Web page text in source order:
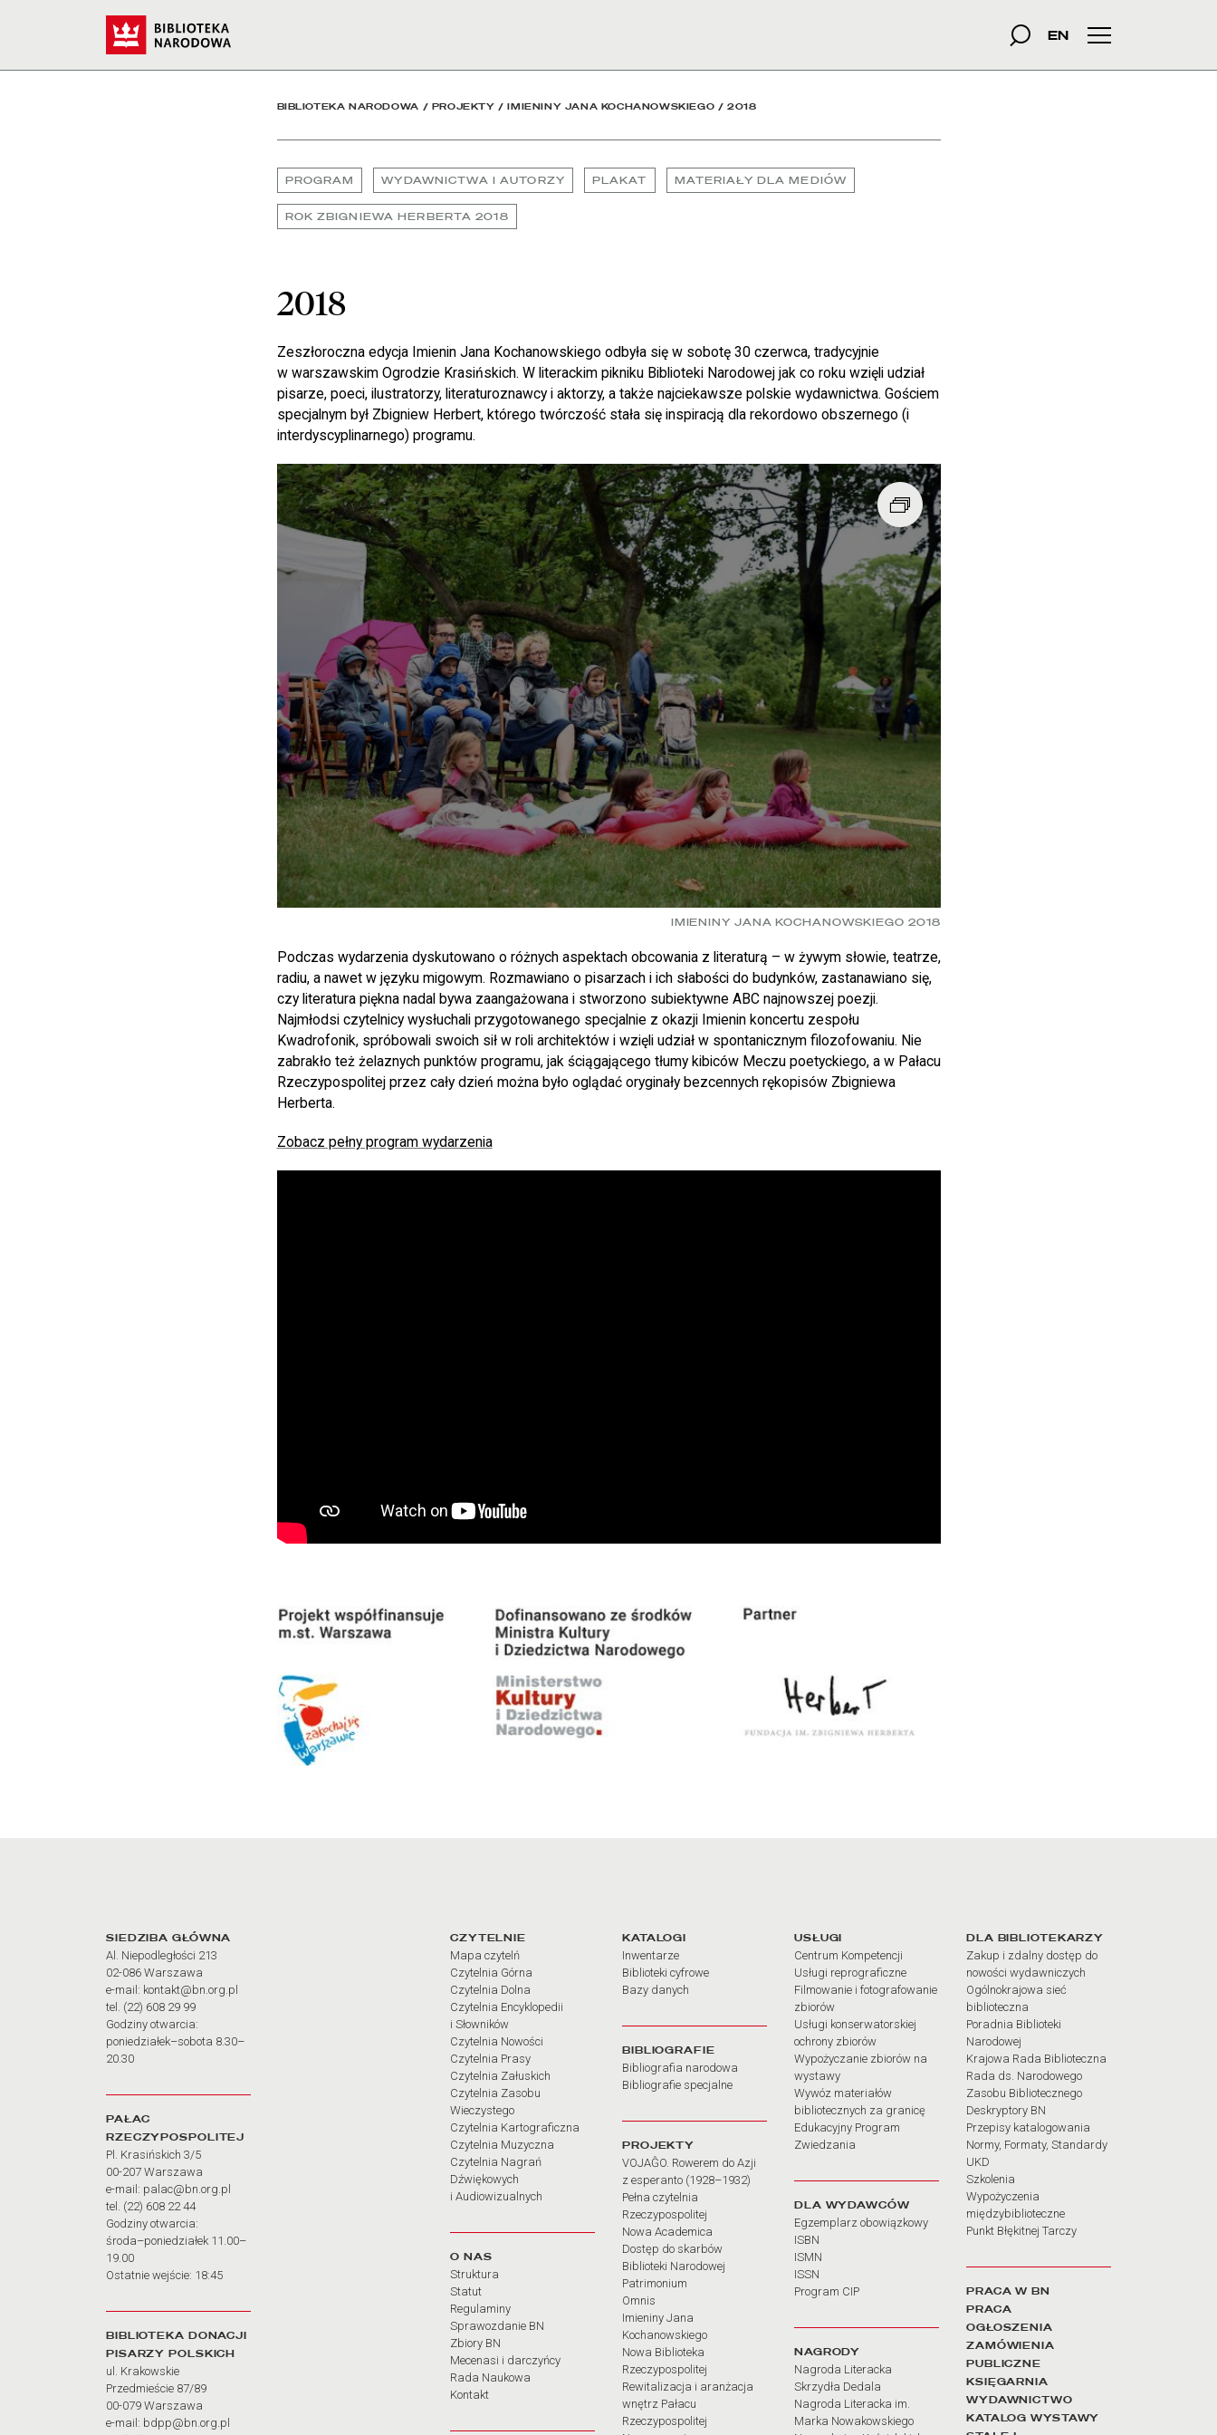
2018 - Biblioteka Narodowa szukana fraza
Szukaj
EN Menu główne
BIBLIOTEKA NARODOWA / PROJEKTY /IMIENINY JANA KOCHANOWSKIEGO / 2018
PROGRAM WYDAWNICTWA I AUTORZY PLAKAT MATERIAŁY DLA MEDIÓW
ROK ZBIGNIEWA HERBERTA 2018
2018
Zeszłoroczna edycja Imienin Jana Kochanowskiego odbyła się w sobotę 30 czerwca, tradycyjnie
w warszawskim Ogrodzie Krasińskich. W literackim pikniku Biblioteki Narodowej jak co roku wzięli udział
pisarze, poeci, ilustratorzy, literaturoznawcy i aktorzy, a także najciekawsze polskie wydawnictwa. Gościem
specjalnym był Zbigniew Herbert, którego twórczość stała się inspiracją dla rekordowo obszernego (i
interdyscyplinarnego) programu.
IMIENINY JANA KOCHANOWSKIEGO 2018
Podczas wydarzenia dyskutowano o różnych aspektach obcowania z literaturą – w żywym słowie, teatrze,
radiu, a nawet w języku migowym. Rozmawiano o pisarzach i ich słabości do budynków, zastanawiano się,
czy literatura piękna nadal bywa zaangażowana i stworzono subiektywne ABC najnowszej poezji.
Najmłodsi czytelnicy wysłuchali przygotowanego specjalnie z okazji Imienin koncertu zespołu
Kwadrofonik, spróbowali swoich sił w roli architektów i wzięli udział w spontanicznym filozofowaniu. Nie
zabrakło też żelaznych punktów programu, jak ściągającego tłumy kibiców Meczu poetyckiego, a w Pałacu
Rzeczypospolitej przez cały dzień można było oglądać oryginały bezcennych rękopisów Zbigniewa
Herberta.
Zobacz pełny program wydarzenia
Adres oraz godziny otwarcia
SIEDZIBA GŁÓWNA
Al. Niepodległości 213
02-086 Warszawa
e-mail: kontakt@bn.org.pl
tel. (22) 608 29 99
Godziny otwarcia:
poniedziałek–sobota 8.30–
20.30
PAŁAC
RZECZYPOSPOLITEJ
Pl. Krasińskich 3/5
00-207 Warszawa
e-mail: palac@bn.org.pl
tel. (22) 608 22 44
Godziny otwarcia:
środa–poniedziałek 11.00–
19.00
Ostatnie wejście: 18:45
BIBLIOTEKA DONACJI
PISARZY POLSKICH
ul. Krakowskie
Przedmieście 87/89
00-079 Warszawa
e-mail: bdpp@bn.org.pl
Linki do najważniejszych działów
CZYTELNIE
Mapa czytelń
Czytelnia Górna
Czytelnia Dolna
Czytelnia Encyklopedii
i Słowników
Czytelnia Nowości
Czytelnia Prasy
Czytelnia Załuskich
Czytelnia Zasobu
Wieczystego
Czytelnia Kartograficzna
Czytelnia Muzyczna
Czytelnia Nagrań
Dźwiękowych
i Audiowizualnych
O NAS
Struktura
Statut
Regulaminy
Sprawozdanie BN
Zbiory BN
Mecenasi i darczyńcy
Rada Naukowa
Kontakt
KATALOGI
Inwentarze
Biblioteki cyfrowe
Bazy danych
BIBLIOGRAFIE
Bibliografia narodowa
Bibliografie specjalne
PROJEKTY
VOJAĜO. Rowerem do Azji
z esperanto (1928–1932)
Pełna czytelnia
Rzeczypospolitej
Nowa Academica
Dostęp do skarbów
Biblioteki Narodowej
Patrimonium
Omnis
Imieniny Jana
Kochanowskiego
Nowa Biblioteka
Rzeczypospolitej
Rewitalizacja i aranżacja
wnętrz Pałacu
Rzeczypospolitej
USŁUGI
Centrum Kompetencji
Usługi reprograficzne
Filmowanie i fotografowanie
zbiorów
Usługi konserwatorskiej
ochrony zbiorów
Wypożyczanie zbiorów na
wystawy
Wywóz materiałów
bibliotecznych za granicę
Edukacyjny Program
Zwiedzania
DLA WYDAWCÓW
Egzemplarz obowiązkowy
ISBN
ISMN
ISSN
Program CIP
NAGRODY
Nagroda Literacka
Skrzydła Dedala
Nagroda Literacka im.
Marka Nowakowskiego
DLA BIBLIOTEKARZY
Zakup i zdalny dostęp do
nowości wydawniczych
Ogólnokrajowa sieć
biblioteczna
Poradnia Biblioteki
Narodowej
Krajowa Rada Biblioteczna
Rada ds. Narodowego
Zasobu Bibliotecznego
Deskryptory BN
Przepisy katalogowania
Normy, Formaty, Standardy
UKD
Szkolenia
Wypożyczenia
międzybiblioteczne
Punkt Błękitnej Tarczy
PRACA W BN
PRACA
OGŁOSZENIA
ZAMÓWIENIA
PUBLICZNE
KSIĘGARNIA
WYDAWNICTWO
KATALOG WYSTAWY